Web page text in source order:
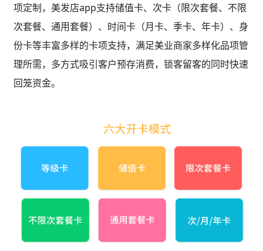
项定制，美发店app支持储值卡、次卡（限次套餐、不限
次套餐、通用套餐）、时间卡（月卡、季卡、年卡）、身
份卡等丰富多样的卡项支持，满足美业商家多样化品项管
理所需，多方式吸引客户预存消费，锁客留客的同时快速
回笼资金。